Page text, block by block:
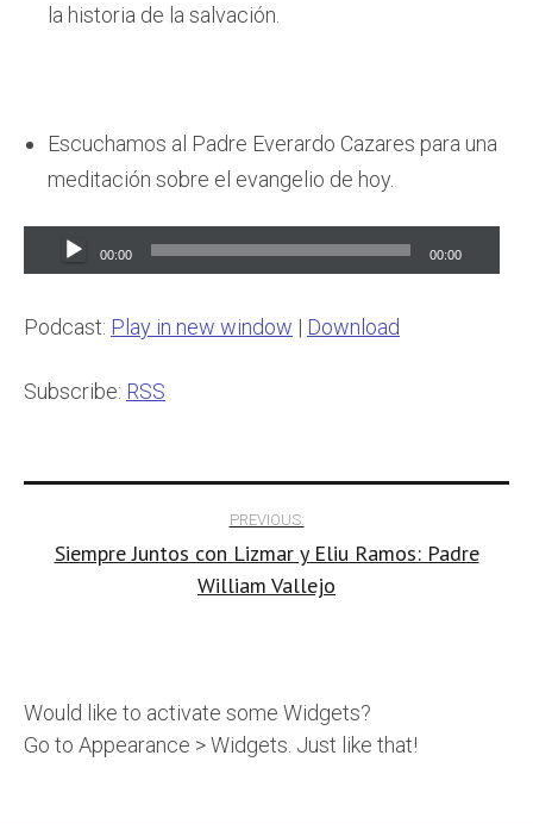
la historia de la salvación.
Escuchamos al Padre Everardo Cazares para una
meditación sobre el evangelio de hoy.
Audio
Player
00:00 00:00
Podcast: Play in new window | Download
Subscribe: RSS
navigation
PREVIOUS:
Siempre Juntos con Lizmar y Eliu Ramos: Padre
William Vallejo
Would like to activate some Widgets?
Go to Appearance > Widgets. Just like that!